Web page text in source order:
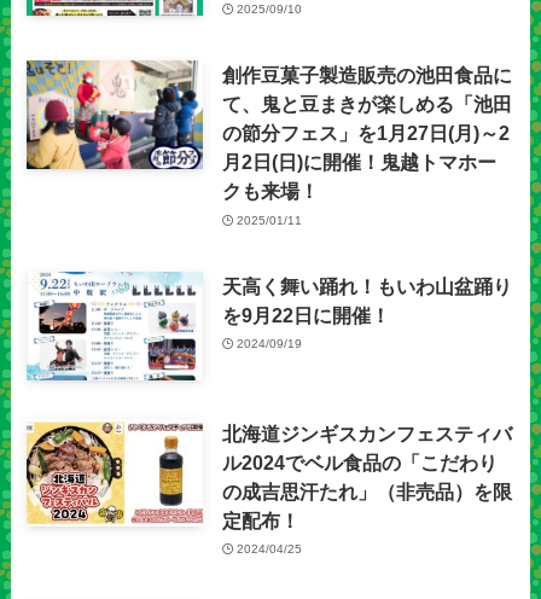
2025/09/10
創作豆菓子製造販売の池田食品に
て、鬼と豆まきが楽しめる「池田
の節分フェス」を1月27日(月)～2
月2日(日)に開催！鬼越トマホー
クも来場！
2025/01/11
天高く舞い踊れ！もいわ山盆踊り
を9月22日に開催！
2024/09/19
北海道ジンギスカンフェスティバ
ル2024でベル食品の「こだわり
の成吉思汗たれ」（非売品）を限
定配布！
2024/04/25